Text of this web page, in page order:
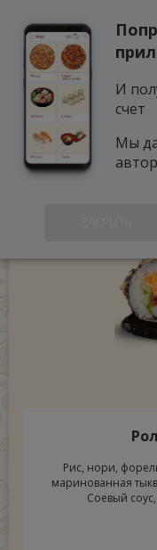
Рис, нори,
маринованная
Соевый
И
счет
Мы